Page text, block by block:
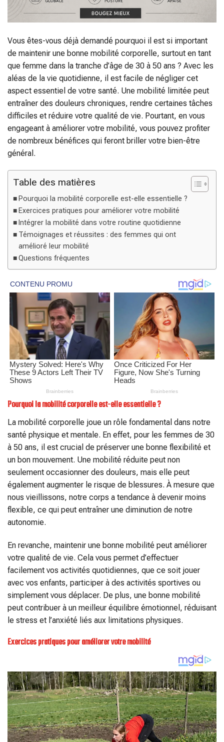
Vous êtes-vous déjà demandé pourquoi il est si important
de maintenir une bonne mobilité corporelle, surtout en tant
que femme dans la tranche d’âge de 30 à 50 ans ? Avec les
aléas de la vie quotidienne, il est facile de négliger cet
aspect essentiel de votre santé. Une mobilité limitée peut
entraîner des douleurs chroniques, rendre certaines tâches
difficiles et réduire votre qualité de vie. Pourtant, en vous
engageant à améliorer votre mobilité, vous pouvez profiter
de nombreux bénéfices qui feront briller votre bien-être
général.
Table des matières
Pourquoi la mobilité corporelle est-elle essentielle ?
Exercices pratiques pour améliorer votre mobilité
Intégrer la mobilité dans votre routine quotidienne
Témoignages et réussites : des femmes qui ont
amélioré leur mobilité
Questions fréquentes
Pourquoi la mobilité corporelle est-elle essentielle ?
La mobilité corporelle joue un rôle fondamental dans notre
santé physique et mentale. En effet, pour les femmes de 30
à 50 ans, il est crucial de préserver une bonne flexibilité et
un bon mouvement. Une mobilité réduite peut non
seulement occasionner des douleurs, mais elle peut
également augmenter le risque de blessures. À mesure que
nous vieillissons, notre corps a tendance à devenir moins
flexible, ce qui peut entraîner une diminution de notre
autonomie.
En revanche, maintenir une bonne mobilité peut améliorer
votre qualité de vie. Cela vous permet d’effectuer
facilement vos activités quotidiennes, que ce soit jouer
avec vos enfants, participer à des activités sportives ou
simplement vous déplacer. De plus, une bonne mobilité
peut contribuer à un meilleur équilibre émotionnel, réduisant
le stress et l’anxiété liés aux limitations physiques.
Exercices pratiques pour améliorer votre mobilité